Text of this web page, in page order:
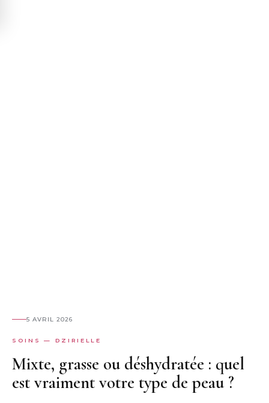
5 AVRIL 2026
SOINS — DZIRIELLE
Mixte, grasse ou déshydratée : quel
est vraiment votre type de peau ?